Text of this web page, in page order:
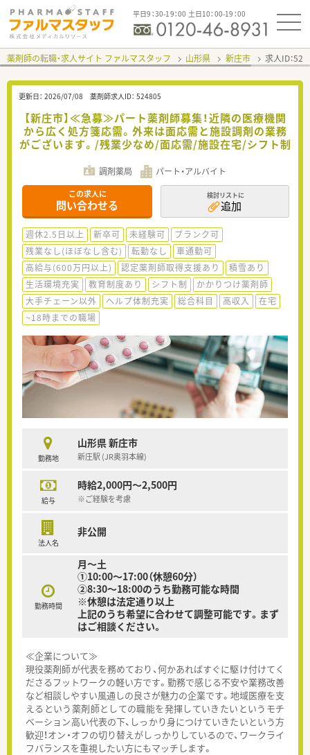
平日9：30-19：00 土日10：00-19：00
薬剤師の転職・求人サイト ファルマスタッフ 山形県 新庄市 求人ID：
更新日： 2026/07/08 薬剤師求人ID： 524805
【新庄市】≪急募≫パート薬剤師募集！近隣の医療機関
から広く処方箋応需。外来は面応需と施設調剤の業務
がございます。/残業少なめ/面応需/施設在宅/シフト制
調剤薬局 パート・アルバイト
この求人に
問い合わせる
検討リストに
追加
週休2.5日以上 新卒可 未経験可
ブランク可
残業なし(ほぼなし含む)
転勤なし
車通勤可
高給与(600万円以上)
認定薬剤師取得支援あり
積雪あり
生活環境充実
教育制度あり シフト制
かかりつけ薬剤師
大手チェーン以外
ヘルプ体制充実 総合科目 高収入
在宅
~18時までの職場
勤務地
山形県 新庄市
新庄駅 (JR奥羽本線)
給与
時給2,000円～2,500円
※ご経験を考慮
法人名
非公開
勤務時間
月～土
①10:00～17:00（休憩60分）
②8:30～18:00のうち勤務可能な時間
※休憩は法定通り以上
上記のうち希望に合わせて調整可能です。まず
はご相談ください。
≪企業について≫
現役薬剤師が代表を務めており、何かあればすぐに駆け付けてく
ださるフットワークの軽い方です。勤務で感じる不安や業務改善
など相談しやすい風通しの良さが魅力の企業です。地域医療を支
えるという薬剤師としての職能を発揮していきたいというモチ
ベーション高い代表の下、しっかり身につけていきたいという方
歓迎！オン・オフの切り替えがしっかりしているので、ワークライ
フバランスを重視したい方にもマッチします。